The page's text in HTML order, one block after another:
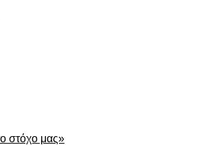
στόχο μας»